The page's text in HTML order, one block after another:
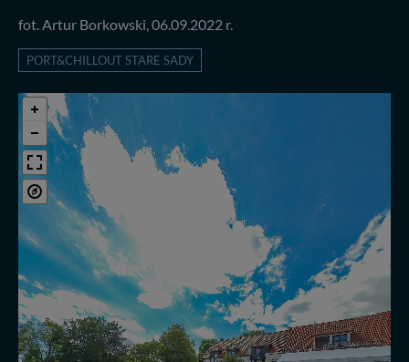
fot. Artur Borkowski, 06.09.2022 r.
PORT&CHILLOUT STARE SADY